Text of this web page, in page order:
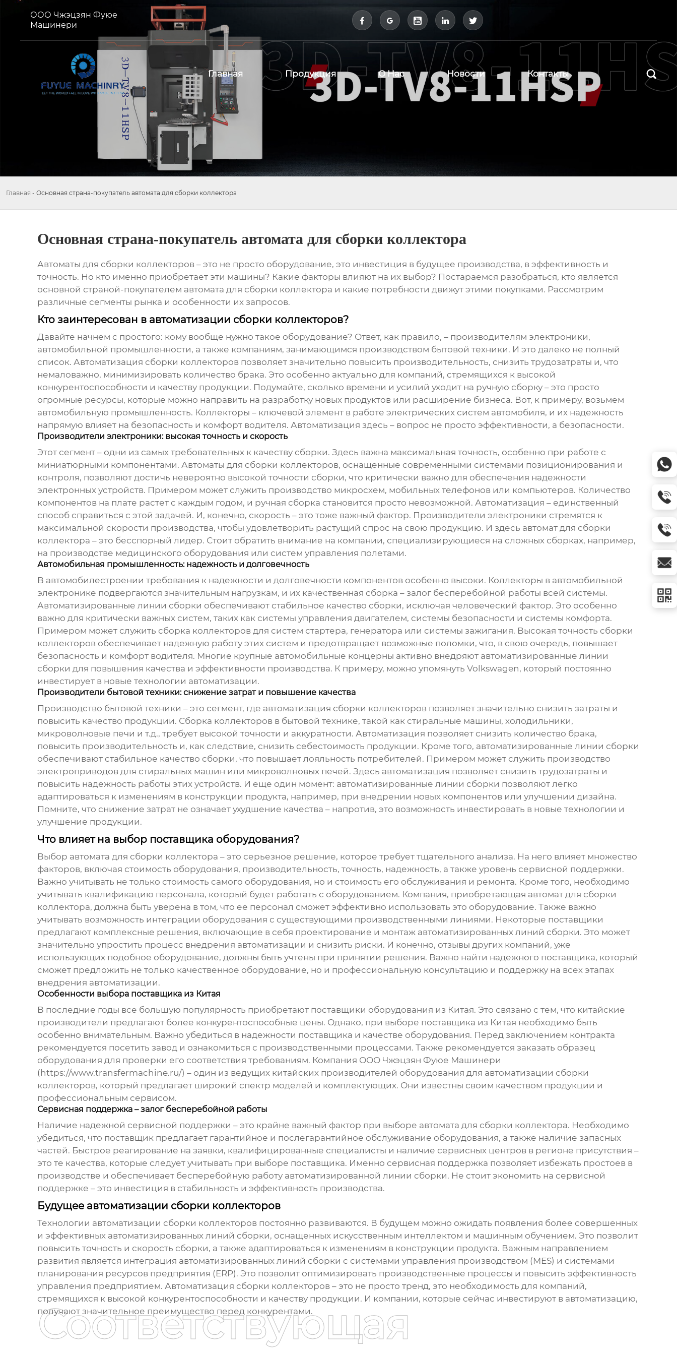
ООО Чжэцзян Фуюе
Машинери
    
Главная Продукция О Нас Новости Контакты 
Главная - Основная страна-покупатель автомата для сборки коллектора
Основная страна-покупатель автомата для сборки коллектора
Автоматы для сборки коллекторов – это не просто оборудование, это инвестиция в будущее производства, в эффективность и
точность. Но кто именно приобретает эти машины? Какие факторы влияют на их выбор? Постараемся разобраться, кто является
основной страной-покупателем автомата для сборки коллектора и какие потребности движут этими покупками. Рассмотрим
различные сегменты рынка и особенности их запросов.
Кто заинтересован в автоматизации сборки коллекторов?
Давайте начнем с простого: кому вообще нужно такое оборудование? Ответ, как правило, – производителям электроники,
автомобильной промышленности, а также компаниям, занимающимся производством бытовой техники. И это далеко не полный
список. Автоматизация сборки коллекторов позволяет значительно повысить производительность, снизить трудозатраты и, что
немаловажно, минимизировать количество брака. Это особенно актуально для компаний, стремящихся к высокой
конкурентоспособности и качеству продукции. Подумайте, сколько времени и усилий уходит на ручную сборку – это просто
огромные ресурсы, которые можно направить на разработку новых продуктов или расширение бизнеса. Вот, к примеру, возьмем
автомобильную промышленность. Коллекторы – ключевой элемент в работе электрических систем автомобиля, и их надежность
напрямую влияет на безопасность и комфорт водителя. Автоматизация здесь – вопрос не просто эффективности, а безопасности.
Производители электроники: высокая точность и скорость
Этот сегмент – одни из самых требовательных к качеству сборки. Здесь важна максимальная точность, особенно при работе с
миниатюрными компонентами. Автоматы для сборки коллекторов, оснащенные современными системами позиционирования и
контроля, позволяют достичь невероятно высокой точности сборки, что критически важно для обеспечения надежности
электронных устройств. Примером может служить производство микросхем, мобильных телефонов или компьютеров. Количество
компонентов на плате растет с каждым годом, и ручная сборка становится просто невозможной. Автоматизация – единственный
способ справиться с этой задачей. И, конечно, скорость – это тоже важный фактор. Производители электроники стремятся к
максимальной скорости производства, чтобы удовлетворить растущий спрос на свою продукцию. И здесь автомат для сборки
коллектора – это бесспорный лидер. Стоит обратить внимание на компании, специализирующиеся на сложных сборках, например,
на производстве медицинского оборудования или систем управления полетами.
Автомобильная промышленность: надежность и долговечность
В автомобилестроении требования к надежности и долговечности компонентов особенно высоки. Коллекторы в автомобильной
электронике подвергаются значительным нагрузкам, и их качественная сборка – залог бесперебойной работы всей системы.
Автоматизированные линии сборки обеспечивают стабильное качество сборки, исключая человеческий фактор. Это особенно
важно для критически важных систем, таких как системы управления двигателем, системы безопасности и системы комфорта.
Примером может служить сборка коллекторов для систем стартера, генератора или системы зажигания. Высокая точность сборки
коллекторов обеспечивает надежную работу этих систем и предотвращает возможные поломки, что, в свою очередь, повышает
безопасность и комфорт водителя. Многие крупные автомобильные концерны активно внедряют автоматизированные линии
сборки для повышения качества и эффективности производства. К примеру, можно упомянуть Volkswagen, который постоянно
инвестирует в новые технологии автоматизации.
Производители бытовой техники: снижение затрат и повышение качества
Производство бытовой техники – это сегмент, где автоматизация сборки коллекторов позволяет значительно снизить затраты и
повысить качество продукции. Сборка коллекторов в бытовой технике, такой как стиральные машины, холодильники,
микроволновые печи и т.д., требует высокой точности и аккуратности. Автоматизация позволяет снизить количество брака,
повысить производительность и, как следствие, снизить себестоимость продукции. Кроме того, автоматизированные линии сборки
обеспечивают стабильное качество сборки, что повышает лояльность потребителей. Примером может служить производство
электроприводов для стиральных машин или микроволновых печей. Здесь автоматизация позволяет снизить трудозатраты и
повысить надежность работы этих устройств. И еще один момент: автоматизированные линии сборки позволяют легко
адаптироваться к изменениям в конструкции продукта, например, при внедрении новых компонентов или улучшении дизайна.
Помните, что снижение затрат не означает ухудшение качества – напротив, это возможность инвестировать в новые технологии и
улучшение продукции.
Что влияет на выбор поставщика оборудования?
Выбор автомата для сборки коллектора – это серьезное решение, которое требует тщательного анализа. На него влияет множество
факторов, включая стоимость оборудования, производительность, точность, надежность, а также уровень сервисной поддержки.
Важно учитывать не только стоимость самого оборудования, но и стоимость его обслуживания и ремонта. Кроме того, необходимо
учитывать квалификацию персонала, который будет работать с оборудованием. Компания, приобретающая автомат для сборки
коллектора, должна быть уверена в том, что ее персонал сможет эффективно использовать это оборудование. Также важно
учитывать возможность интеграции оборудования с существующими производственными линиями. Некоторые поставщики
предлагают комплексные решения, включающие в себя проектирование и монтаж автоматизированных линий сборки. Это может
значительно упростить процесс внедрения автоматизации и снизить риски. И конечно, отзывы других компаний, уже
использующих подобное оборудование, должны быть учтены при принятии решения. Важно найти надежного поставщика, который
сможет предложить не только качественное оборудование, но и профессиональную консультацию и поддержку на всех этапах
внедрения автоматизации.
Особенности выбора поставщика из Китая
В последние годы все большую популярность приобретают поставщики оборудования из Китая. Это связано с тем, что китайские
производители предлагают более конкурентоспособные цены. Однако, при выборе поставщика из Китая необходимо быть
особенно внимательным. Важно убедиться в надежности поставщика и качестве оборудования. Перед заключением контракта
рекомендуется посетить завод и ознакомиться с производственными процессами. Также рекомендуется заказать образец
оборудования для проверки его соответствия требованиям. Компания ООО Чжэцзян Фуюе Машинери
(https://www.transfermachine.ru/) – один из ведущих китайских производителей оборудования для автоматизации сборки
коллекторов, который предлагает широкий спектр моделей и комплектующих. Они известны своим качеством продукции и
профессиональным сервисом.
Сервисная поддержка – залог бесперебойной работы
Наличие надежной сервисной поддержки – это крайне важный фактор при выборе автомата для сборки коллектора. Необходимо
убедиться, что поставщик предлагает гарантийное и послегарантийное обслуживание оборудования, а также наличие запасных
частей. Быстрое реагирование на заявки, квалифицированные специалисты и наличие сервисных центров в регионе присутствия –
это те качества, которые следует учитывать при выборе поставщика. Именно сервисная поддержка позволяет избежать простоев в
производстве и обеспечивает бесперебойную работу автоматизированной линии сборки. Не стоит экономить на сервисной
поддержке – это инвестиция в стабильность и эффективность производства.
Будущее автоматизации сборки коллекторов
Технологии автоматизации сборки коллекторов постоянно развиваются. В будущем можно ожидать появления более совершенных
и эффективных автоматизированных линий сборки, оснащенных искусственным интеллектом и машинным обучением. Это позволит
повысить точность и скорость сборки, а также адаптироваться к изменениям в конструкции продукта. Важным направлением
развития является интеграция автоматизированных линий сборки с системами управления производством (MES) и системами
планирования ресурсов предприятия (ERP). Это позволит оптимизировать производственные процессы и повысить эффективность
управления предприятием. Автоматизация сборки коллекторов – это не просто тренд, это необходимость для компаний,
стремящихся к высокой конкурентоспособности и качеству продукции. И компании, которые сейчас инвестируют в автоматизацию,
получают значительное преимущество перед конкурентами.
Соответствующая